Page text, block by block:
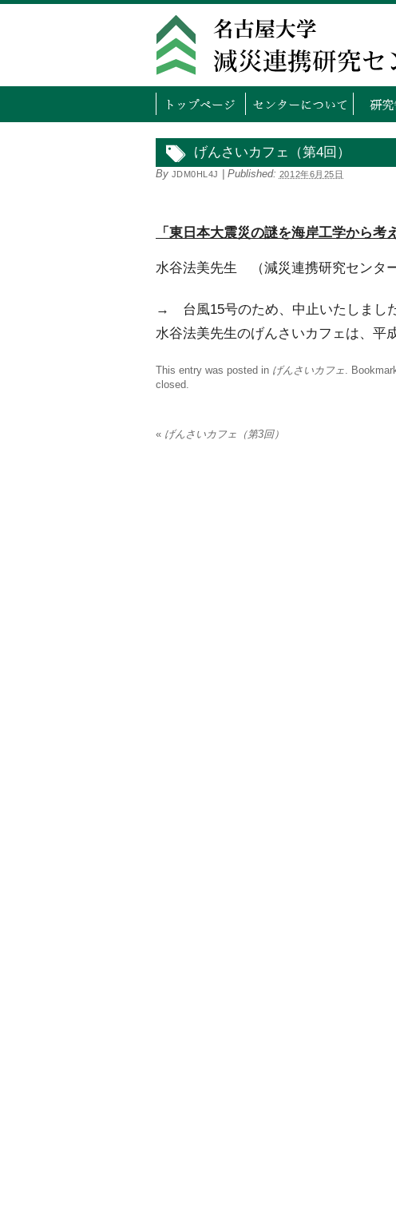
トップペー
げんさいカフェ（第4回）
By JDM0HL4J Published: 2012年6月25日
「東日本大震災の謎を海岸工学から考
水谷法美先生 （減災連携研究センタ
→ 台風15号のため、中止いたしました
水谷法美先生のげんさいカフェは、平
This entry was posted in げんさいカフェ.
closed.
«げんさいカフェ（第3回）